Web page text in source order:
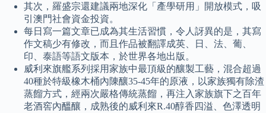
其次，羅盛宗還建議兩地深化「產學研用」開放模式，吸
引澳門社會資金投資。
每日寫一篇文章已成為其生活習慣，令人訝異的是，其寫
作文稿少有修改，而且作品被翻譯成英、日、法、葡、
印、泰語等語文版本，於世界各地出版。
威利來旗艦系列採用家族中最頂級的釀製工藝，混合超過
40種於特級橡木桶內陳釀35-45年的原液，以家族獨有除渣
蒸餾方式，經兩次嚴格傳統蒸餾，再注入家族旗下之百年
老酒窖內醞釀，成熟後的威利來R.40醇香四溢、色澤透明